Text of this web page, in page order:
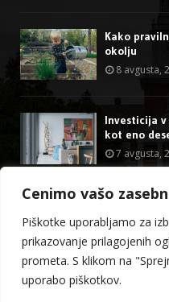
Cenimo vašo
Piškotke uporabljamo za
prikazovanje prilagojenih
prometa. S klikom na
uporabo piškotkov.
Kako
okolju
8 avgusta,
Investicija
kot eno
7 avgusta,
@2023 -
O meni